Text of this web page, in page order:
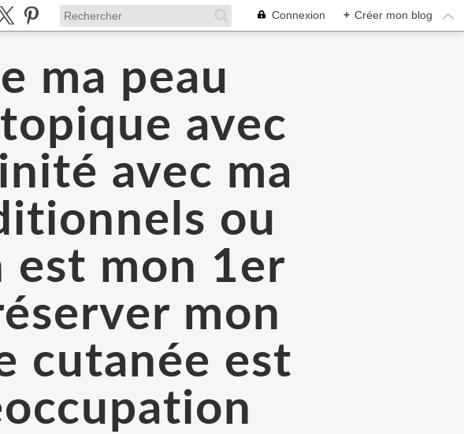
Connexion + Créer mon blog
ma peau
avec
avec ma
ou
est mon 1er
mon
cutanée est